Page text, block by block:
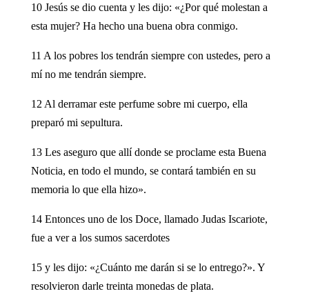
10 Jesús se dio cuenta y les dijo: «¿Por qué molestan a
esta mujer? Ha hecho una buena obra conmigo.
11 A los pobres los tendrán siempre con ustedes, pero a
mí no me tendrán siempre.
12 Al derramar este perfume sobre mi cuerpo, ella
preparó mi sepultura.
13 Les aseguro que allí donde se proclame esta Buena
Noticia, en todo el mundo, se contará también en su
memoria lo que ella hizo».
14 Entonces uno de los Doce, llamado Judas Iscariote,
fue a ver a los sumos sacerdotes
15 y les dijo: «¿Cuánto me darán si se lo entrego?». Y
resolvieron darle treinta monedas de plata.